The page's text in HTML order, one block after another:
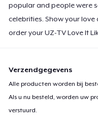
popular and people were
celebrities. Show your
order your UZ-TV Love It
Verzendgegevens
Alle producten worden bij
Als u nu besteld, worden uw
verstuurd.